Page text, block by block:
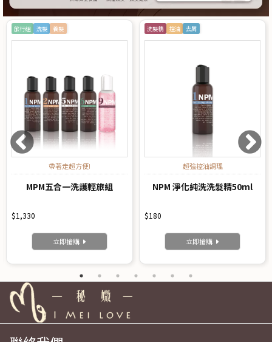
旅行組 洗髮 養髮
帶著走超方便!
MPM五合一洗護輕旅組
$1,330
立即搶購
洗髮精 控油 去屑
超強控油調理
NPM 淨化純洗洗髮精50ml
$180
立即搶購